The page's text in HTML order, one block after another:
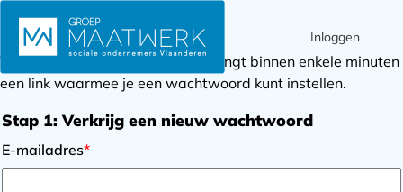
Inloggen
Voer je e-mailadres in en je ontvangt binnen enkele minuten
een link waarmee je een wachtwoord kunt instellen.
Stap 1: Verkrijg een nieuw wachtwoord
E-mailadres*